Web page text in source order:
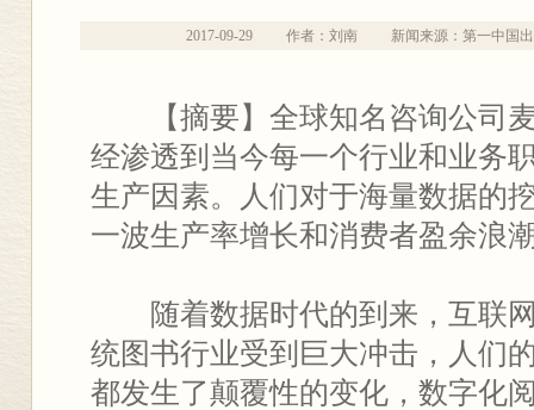
2017-09-29 作者：刘南 新闻来源：第一中国
【摘要】全球知名咨询公司麦
经渗透到当今每一个行业和业务
生产因素。人们对于海量数据的
一波生产率增长和消费者盈余浪
随着数据时代的到来，互联网
统图书行业受到巨大冲击，人们
都发生了颠覆性的变化，数字化